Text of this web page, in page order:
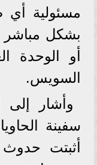
مسئولية أي
بشكل مباشر
أو الوحدة
السويس.
وأشار
أثبتت